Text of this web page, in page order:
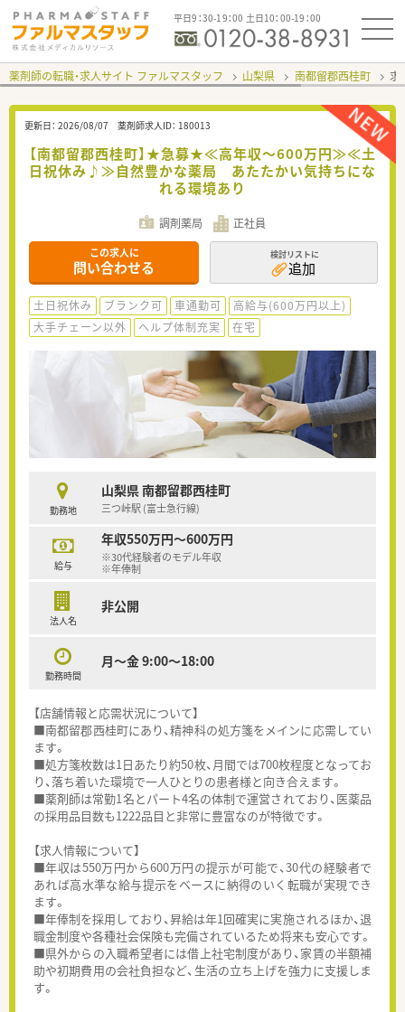
平日9：30-19：00 土日10：00-19：00
薬剤師の転職・求人サイト ファルマスタッフ 山梨県 南都留郡西桂町 求
更新日： 2026/08/07 薬剤師求人ID： 180013
【南都留郡西桂町】★急募★≪高年収～600万円≫≪土
日祝休み♪≫自然豊かな薬局 あたたかい気持ちにな
れる環境あり
調剤薬局 正社員
この求人に
問い合わせる
検討リストに
追加
土日祝休み ブランク可 車通勤可
高給与(600万円以上)
大手チェーン以外
ヘルプ体制充実 在宅
勤務地
山梨県 南都留郡西桂町
三つ峠駅 (富士急行線)
給与
年収550万円～600万円
※30代経験者のモデル年収
※年俸制
法人名
非公開
勤務時間
月～金 9:00～18:00
【店舗情報と応需状況について】
■南都留郡西桂町にあり、精神科の処方箋をメインに応需してい
ます。
■処方箋枚数は1日あたり約50枚、月間では700枚程度となってお
り、落ち着いた環境で一人ひとりの患者様と向き合えます。
■薬剤師は常勤1名とパート4名の体制で運営されており、医薬品
の採用品目数も1222品目と非常に豊富なのが特徴です。
【求人情報について】
■年収は550万円から600万円の提示が可能で、30代の経験者で
あれば高水準な給与提示をベースに納得のいく転職が実現でき
ます。
■年俸制を採用しており、昇給は年1回確実に実施されるほか、退
職金制度や各種社会保険も完備されているため将来も安心です。
■県外からの入職希望者には借上社宅制度があり、家賃の半額補
助や初期費用の会社負担など、生活の立ち上げを強力に支援しま
す。